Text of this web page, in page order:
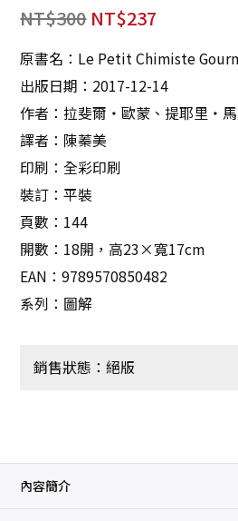
NT$300 NT$237
原書名：Le Petit Chimiste
出版日期：2017-12-14
作者：拉斐爾‧歐蒙、提耶里‧
譯者：陳蓁美
印刷：全彩印刷
裝訂：平裝
頁數：144
開數：18開，高23×寬17cm
EAN：9789570850482
系列：圖解
銷售狀態：絕版
內容簡介